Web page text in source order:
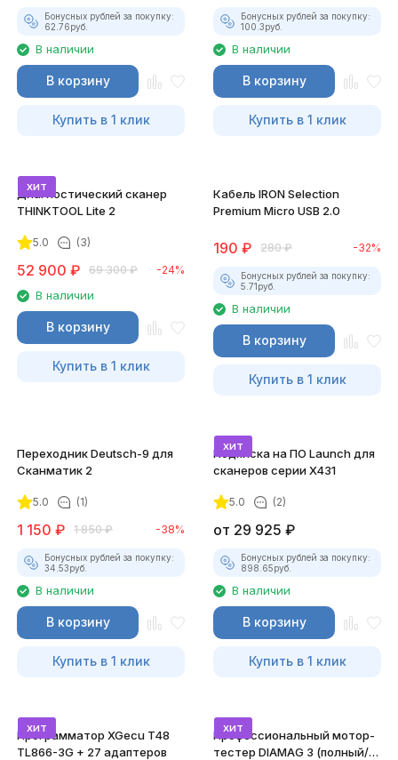
Бонусных рублей за покупку:
62.76руб.
В наличии
В корзину
Купить в 1 клик
Бонусных рублей за покупку:
100.3руб.
В наличии
В корзину
Купить в 1 клик
хит
Диагностический сканер
THINKTOOL Lite 2
5.0 (3)
52 900 ₽ 69 300 ₽ -24%
В наличии
В корзину
Купить в 1 клик
Кабель IRON Selection
Premium Micro USB 2.0
190 ₽ 280 ₽ -32%
Бонусных рублей за покупку:
5.71руб.
В наличии
В корзину
Купить в 1 клик
Переходник Deutsch-9 для
Сканматик 2
5.0 (1)
1 150 ₽ 1 850 ₽ -38%
Бонусных рублей за покупку:
34.53руб.
В наличии
В корзину
Купить в 1 клик
хит
Подписка на ПО Launch для
сканеров серии X431
5.0 (2)
от 29 925 ₽
Бонусных рублей за покупку:
898.65руб.
В наличии
В корзину
Купить в 1 клик
хит
Программатор XGecu T48
TL866-3G + 27 адаптеров
хит
Профессиональный мотор-
тестер DIAMAG 3 (полный/